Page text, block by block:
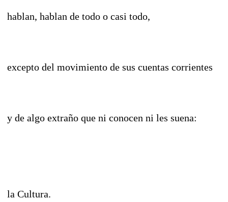
hablan, hablan de todo o casi todo,
excepto del movimiento de sus cuentas corrientes
y de algo extraño que ni conocen ni les suena:
la Cultura.